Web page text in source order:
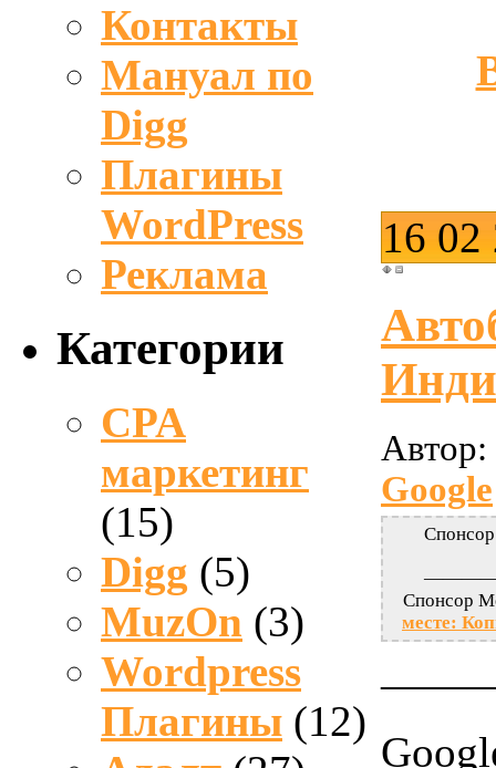
Контакты
Мануал по
Digg
Плагины
WordPress
Реклама
Категории
CPA
маркетинг
(15)
Digg (5)
MuzOn (3)
Wordpress
Плагины (12)
16 02
Автор:
Google
Спонсор
месте: